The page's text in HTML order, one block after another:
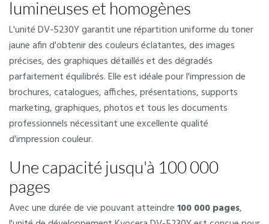
lumineuses et homogènes
L'unité DV-5230Y garantit une répartition uniforme du toner
jaune afin d'obtenir des couleurs éclatantes, des images
précises, des graphiques détaillés et des dégradés
parfaitement équilibrés. Elle est idéale pour l'impression de
brochures, catalogues, affiches, présentations, supports
marketing, graphiques, photos et tous les documents
professionnels nécessitant une excellente qualité
d'impression couleur.
Une capacité jusqu'à 100 000
pages
Avec une durée de vie pouvant atteindre100 000 pages,